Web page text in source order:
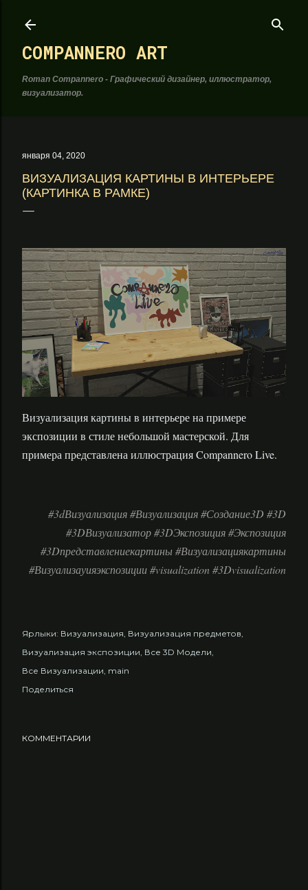
COMPANNERO ART
Roman Compannero - Графический дизайнер, иллюстратор,
визуализатор.
января 04, 2020
ВИЗУАЛИЗАЦИЯ КАРТИНЫ В ИНТЕРЬЕРЕ
(КАРТИНКА В РАМКЕ)
Визуализация картины в интерьере на примере
экспозиции в стиле небольшой мастерской. Для
примера представлена иллюстрация Compannero Live.
#3dВизуализация #Визуализация #Создание3D #3D
#3DВизуализатор #3DЭкспозиция #Экспозиция
#3Dпредставлениекартины #Визуализациякартины
#Визуализауияэкспозиции #visualization #3Dvisualization
Ярлыки: Визуализация Визуализация предметов
Визуализация экспозиции Все 3D Модели
Все Визуализации main
Поделиться
КОММЕНТАРИИ